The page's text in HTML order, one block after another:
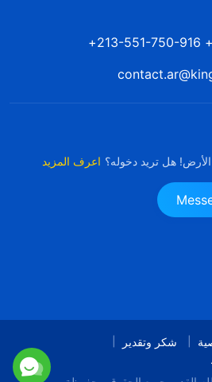
هل تريد دخوله؟ اعرف المزيد
شكر وتقدير